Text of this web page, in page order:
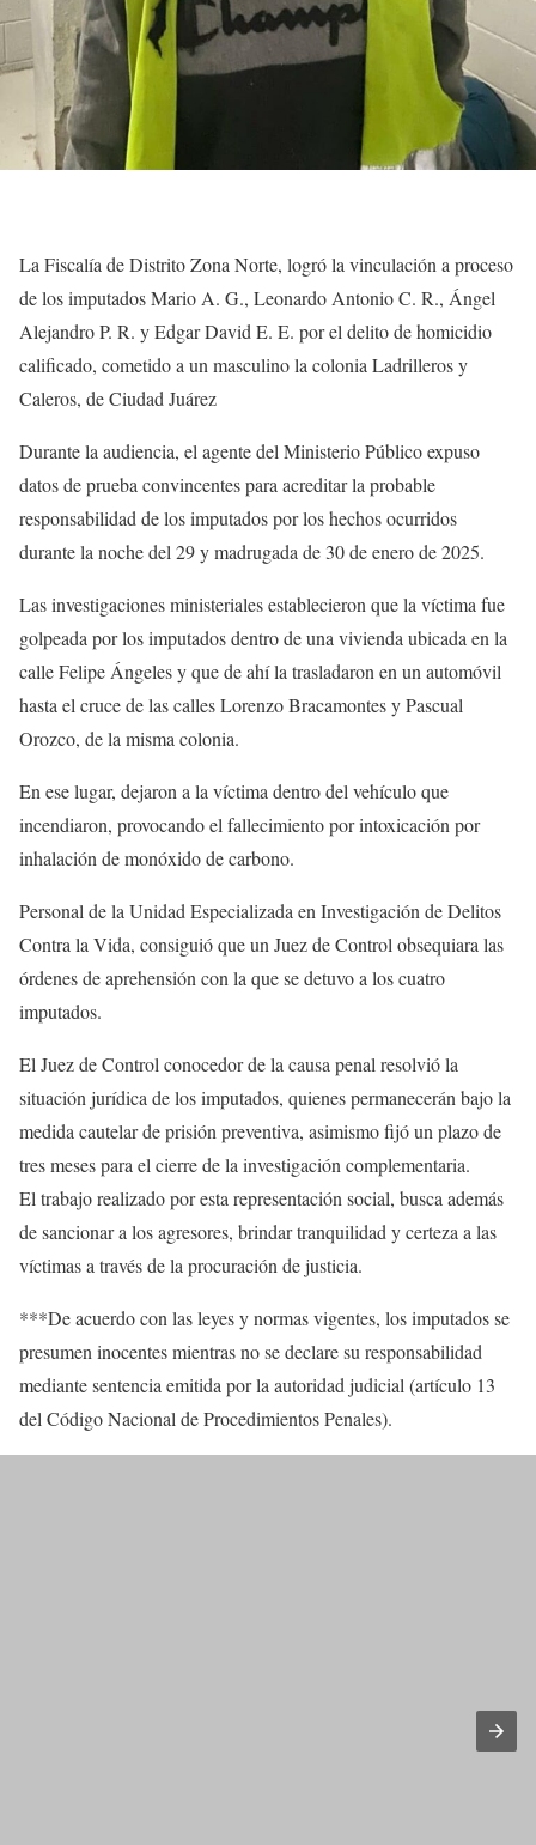
La Fiscalía de Distrito Zona Norte, logró la vinculación a proceso
de los imputados Mario A. G., Leonardo Antonio C. R., Ángel
Alejandro P. R. y Edgar David E. E. por el delito de homicidio
calificado, cometido a un masculino la colonia Ladrilleros y
Caleros, de Ciudad Juárez
Durante la audiencia, el agente del Ministerio Público expuso
datos de prueba convincentes para acreditar la probable
responsabilidad de los imputados por los hechos ocurridos
durante la noche del 29 y madrugada de 30 de enero de 2025.
Las investigaciones ministeriales establecieron que la víctima fue
golpeada por los imputados dentro de una vivienda ubicada en la
calle Felipe Ángeles y que de ahí la trasladaron en un automóvil
hasta el cruce de las calles Lorenzo Bracamontes y Pascual
Orozco, de la misma colonia.
En ese lugar, dejaron a la víctima dentro del vehículo que
incendiaron, provocando el fallecimiento por intoxicación por
inhalación de monóxido de carbono.
Personal de la Unidad Especializada en Investigación de Delitos
Contra la Vida, consiguió que un Juez de Control obsequiara las
órdenes de aprehensión con la que se detuvo a los cuatro
imputados.
El Juez de Control conocedor de la causa penal resolvió la
situación jurídica de los imputados, quienes permanecerán bajo la
medida cautelar de prisión preventiva, asimismo fijó un plazo de
tres meses para el cierre de la investigación complementaria.
El trabajo realizado por esta representación social, busca además
de sancionar a los agresores, brindar tranquilidad y certeza a las
víctimas a través de la procuración de justicia.
***De acuerdo con las leyes y normas vigentes, los imputados se
presumen inocentes mientras no se declare su responsabilidad
mediante sentencia emitida por la autoridad judicial (artículo 13
del Código Nacional de Procedimientos Penales).